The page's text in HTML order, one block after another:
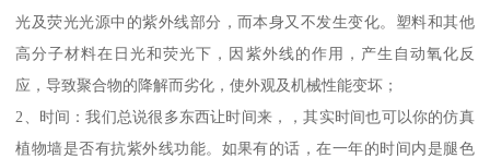
光及荧光光源中的紫外线部分，而本身又不发生变化。塑料和其他
高分子材料在日光和荧光下，因紫外线的作用，产生自动氧化反
应，导致聚合物的降解而劣化，使外观及机械性能变坏；
2、时间：我们总说很多东西让时间来，，其实时间也可以你的仿真
植物墙是否有抗紫外线功能。如果有的话，在一年的时间内是腿色